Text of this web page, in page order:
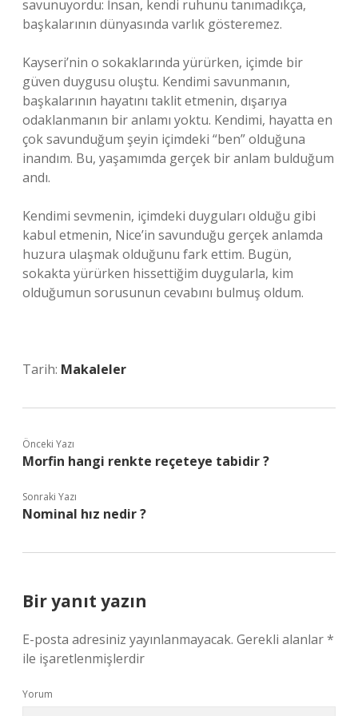
savunuyordu: İnsan, kendi ruhunu tanımadıkça,
başkalarının dünyasında varlık gösteremez.
Kayseri’nin o sokaklarında yürürken, içimde bir
güven duygusu oluştu. Kendimi savunmanın,
başkalarının hayatını taklit etmenin, dışarıya
odaklanmanın bir anlamı yoktu. Kendimi, hayatta en
çok savunduğum şeyin içimdeki “ben” olduğuna
inandım. Bu, yaşamımda gerçek bir anlam bulduğum
andı.
Kendimi sevmenin, içimdeki duyguları olduğu gibi
kabul etmenin, Nice’in savunduğu gerçek anlamda
huzura ulaşmak olduğunu fark ettim. Bugün,
sokakta yürürken hissettiğim duygularla, kim
olduğumun sorusunun cevabını bulmuş oldum.
Tarih: Makaleler
Önceki Yazı
Morfin hangi renkte reçeteye tabidir ?
Sonraki Yazı
Nominal hız nedir ?
Bir yanıt yazın
E-posta adresiniz yayınlanmayacak. Gerekli alanlar*
ile işaretlenmişlerdir
Yorum